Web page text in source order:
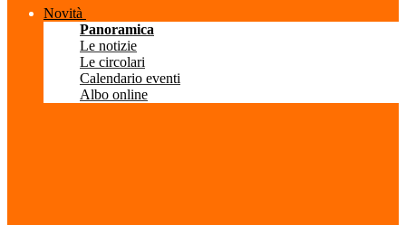
Novità
Panoramica
Le notizie
Le circolari
Calendario eventi
Albo online